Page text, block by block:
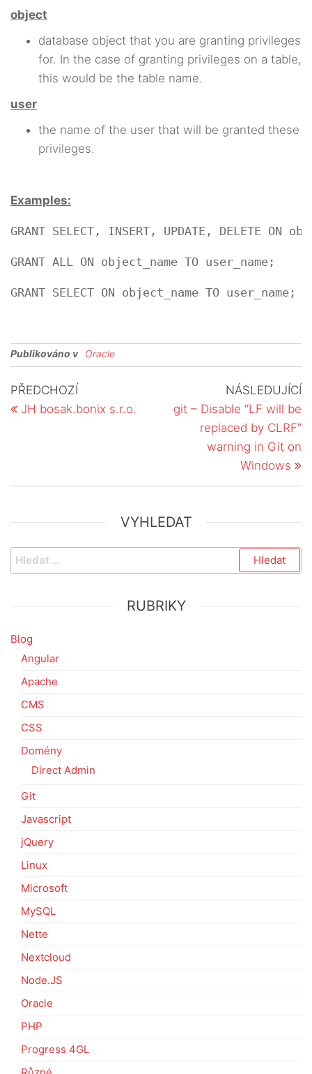
object
database object that you are granting privileges
for. In the case of granting privileges on a table,
this would be the table name.
user
the name of the user that will be granted these
privileges.
Examples:
GRANT SELECT, INSERT, UPDATE, DELETE ON
GRANT ALL ON object_name TO user_name;
GRANT SELECT ON object_name TO user_name;
Publikováno v Oracle
Navigace
pro
Předchozí
článek
PŘEDCHOZÍ
JH bosak.bonix s.r.o.
NÁSLEDUJÍCÍ
git – Disable “LF will be
replaced by CLRF”
warning in Git on
Windows
VYHLEDAT
Vyhledávání
RUBRIKY
Blog
Angular
Apache
CMS
CSS
Domény
Direct Admin
Git
Javascript
jQuery
Linux
Microsoft
MySQL
Nette
Nextcloud
Node.JS
Oracle
PHP
Progress 4GL